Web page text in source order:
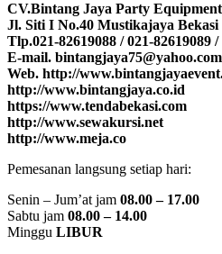
CV.Bintang Jaya Party
Jl. Siti I No.40 Mustikajaya Bekasi
Tlp.021-82619088 / 021-82619089 /
E-mail. bintangjaya75@yahoo.com
Web. http://
http://www.bintangjaya.co.id
https://www.tendabekasi.com
http://www.sewakursi.net
http://www.meja.co
Pemesanan langsung setiap hari:
Senin – Jum’at jam 08.00 – 17.00
Sabtu jam 08.00 – 14.00
Minggu LIBUR